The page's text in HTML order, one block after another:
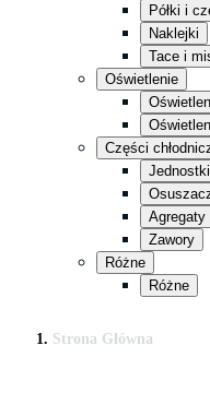
Półki i
Naklejki
Tace i
Oświetlenie
Części
Agregaty
Zawory
Różne
Różne
Strona Główna